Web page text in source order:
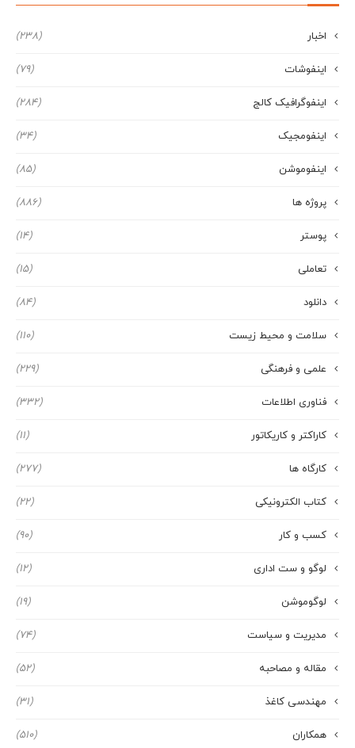
اخبار (238)
اینفوشات (79)
اینفوگرافیک کالج (284)
اینفومجیک (34)
اینفوموشن (85)
پروژه ها (886)
پوستر (14)
تعاملی (15)
دانلود (84)
سلامت و محیط زیست (110)
علمی و فرهنگی (229)
فناوری اطلاعات (332)
کاراکتر و کاریکاتور (11)
کارگاه ها (277)
کتاب الکترونیکی (22)
کسب و کار (90)
لوگو و ست اداری (12)
لوگوموشن (19)
مدیریت و سیاست (74)
مقاله و مصاحبه (52)
مهندسی کاغذ (31)
همکاران (510)